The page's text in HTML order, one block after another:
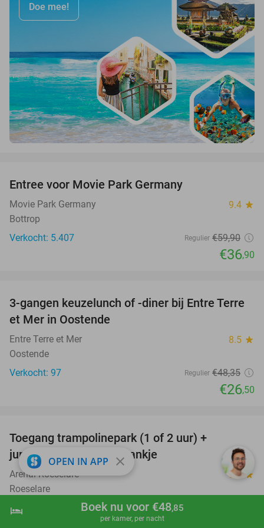
shopping_cart Boek nu
hotel Boek nu voor €48,85
per kamer, per nacht
Doe mee!
Entree voor Movie Park Germany
Movie Park Germany 9.4 star
Bottrop
Verkocht: 5.407
Regulier €59,90
€36,90
45%
3-gangen keuzelunch of -diner bij Entre Terre
et Mer in Oostende
Entre Terre et Mer 8.5 star
Oostende
Verkocht: 97
Regulier €48,35
€26,50
47%
Toegang trampolinepark (1 of 2 uur) +
jumpsokken + ijsje + drankje
Arenal Roeselare 9.5 star
Roeselare
Verkocht: 360
OPEN IN APP close